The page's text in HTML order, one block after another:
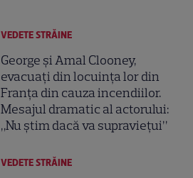
VEDETE STRĂINE
George și Amal Clooney,
evacuați din locuința lor din
Franța din cauza incendiilor.
Mesajul dramatic al actorului:
„Nu știm dacă va supraviețui”
VEDETE STRĂINE